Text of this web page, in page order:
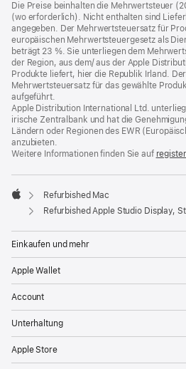
Die Preise beinhalten die Mehrwertsteuer
(wo erforderlich). Nicht enthalten sind
angegeben. Der Mehrwertsteuersatz für
europäischen Mehrwertsteuergesetz als
beträgt 23 %. Sie unterliegen dem
der Region, aus dem/ aus der Apple
Produkte liefert, hier die Republik Irland.
Mehrwertsteuersatz für das gewählte
aufgeführt.
Apple Distribution International Ltd.
irische Zentralbank und hat die
Ländern oder Regionen des EWR
anzubieten.
Weitere Informationen finden Sie auf
Apple
Refurbished Mac
Refurbished Apple Studio Display,
Einkaufen und mehr
Apple Wallet
Account
Unterhaltung
Apple Store